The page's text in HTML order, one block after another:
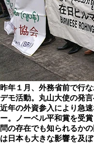
昨年１月、外務省前で行
デモ活動。丸山大使の発
近年の外資参入により急
ー。ノーベル平和賞を受
問の存在でも知られるか
は日本も大きな影響を及ぼ